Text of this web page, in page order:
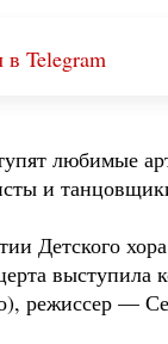
Telegram
любимые
и
Детского
режиссер —